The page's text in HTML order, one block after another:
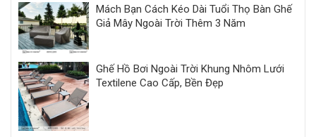
Mách Bạn Cách Kéo Dài Tuổi Thọ Bàn Ghế
Giả Mây Ngoài Trời Thêm 3 Năm
Ghế Hồ Bơi Ngoài Trời Khung Nhôm Lưới
Textilene Cao Cấp, Bền Đẹp